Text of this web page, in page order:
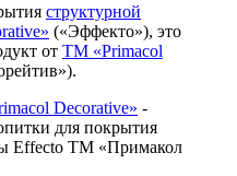
структурной
(«Эффекто»), это
от ТМ «Primacol
Decorative» -
для покрытия
Effecto ТМ «Примакол